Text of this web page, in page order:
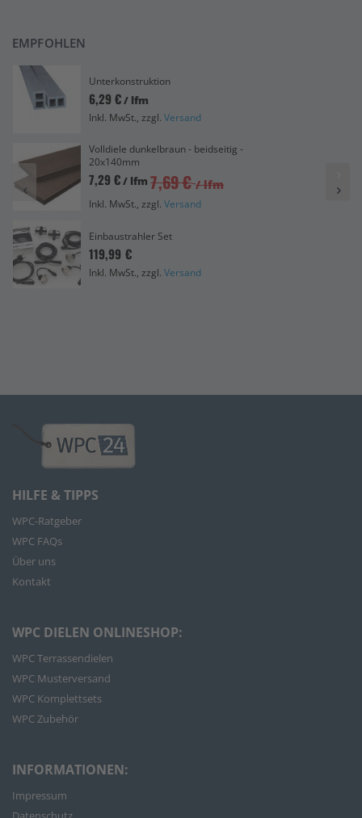
EMPFOHLEN
Unterkonstruktion
6,29 €/ lfm
Inkl. MwSt., zzgl. Versand
Volldiele dunkelbraun - beidseitig -
20x140mm
7,29 €/ lfm 7,69 € / lfm
Inkl. MwSt., zzgl. Versand
Einbaustrahler Set
119,99 €
Inkl. MwSt., zzgl. Versand
HILFE & TIPPS
WPC-Ratgeber
WPC FAQs
Über uns
Kontakt
WPC DIELEN ONLINESHOP:
WPC Terrassendielen
WPC Musterversand
WPC Komplettsets
WPC Zubehör
INFORMATIONEN:
Impressum